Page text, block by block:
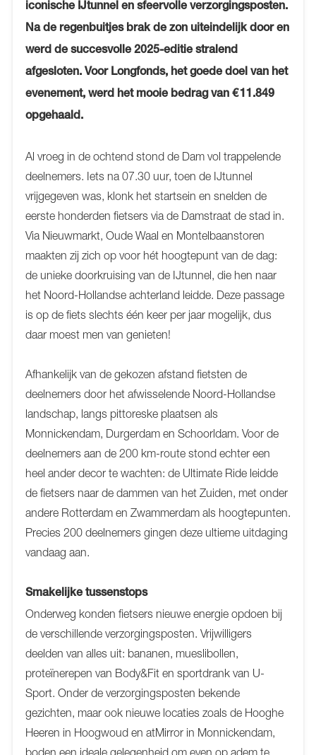
iconische IJtunnel en sfeervolle verzorgingsposten.
Na de regenbuitjes brak de zon uiteindelijk door en
werd de succesvolle 2025-editie stralend
afgesloten. Voor Longfonds, het goede doel van het
evenement, werd het mooie bedrag van € 11.849
opgehaald.
Al vroeg in de ochtend stond de Dam vol trappelende
deelnemers. Iets na 07.30 uur, toen de IJtunnel
vrijgegeven was, klonk het startsein en snelden de
eerste honderden fietsers via de Damstraat de stad in.
Via Nieuwmarkt, Oude Waal en Montelbaanstoren
maakten zij zich op voor hét hoogtepunt van de dag:
de unieke doorkruising van de IJtunnel, die hen naar
het Noord-Hollandse achterland leidde. Deze passage
is op de fiets slechts één keer per jaar mogelijk, dus
daar moest men van genieten!
Afhankelijk van de gekozen afstand fietsten de
deelnemers door het afwisselende Noord-Hollandse
landschap, langs pittoreske plaatsen als
Monnickendam, Durgerdam en Schoorldam. Voor de
deelnemers aan de 200 km-route stond echter een
heel ander decor te wachten: de Ultimate Ride leidde
de fietsers naar de dammen van het Zuiden, met onder
andere Rotterdam en Zwammerdam als hoogtepunten.
Precies 200 deelnemers gingen deze ultieme uitdaging
vandaag aan.
Smakelijke tussenstops
Onderweg konden fietsers nieuwe energie opdoen bij
de verschillende verzorgingsposten. Vrijwilligers
deelden van alles uit: bananen, mueslibollen,
proteïnerepen van Body&Fit en sportdrank van U-
Sport. Onder de verzorgingsposten bekende
gezichten, maar ook nieuwe locaties zoals de Hooghe
Heeren in Hoogwoud en atMirror in Monnickendam,
boden een ideale gelegenheid om even op adem te